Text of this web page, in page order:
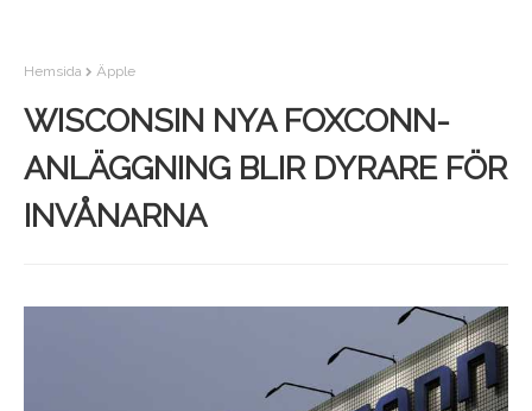
Hemsida Äpple
WISCONSIN NYA FOXCONN-
ANLÄGGNING BLIR DYRARE FÖR
INVÅNARNA